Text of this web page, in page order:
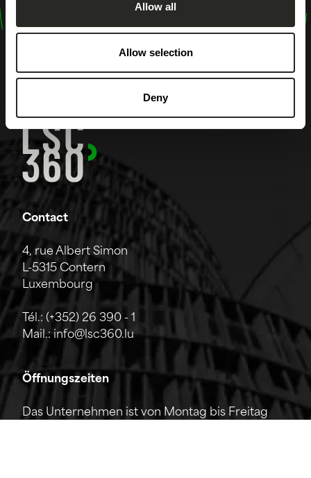
Allow all
Allow selection
Deny
shape
inspire
Contact
4, rue Albert Simon
L-5315 Contern
Luxembourg
Tél.: (+352) 26 390 - 1
Mail.: info@lsc360.lu
Öffnungszeiten
Das Unternehmen ist von Montag bis Freitag